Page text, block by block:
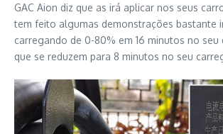
GAC Aion diz que as irá aplicar nos seus
tem feito algumas demonstrações bastante
carregando de 0-80% em 16 minutos no seu
que se reduzem para 8 minutos no seu